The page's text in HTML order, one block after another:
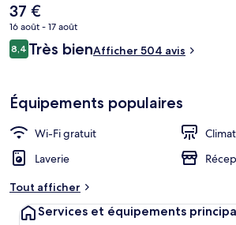
Le
prix
actuel
est
37 €
16 août - 17 août
Avis
voyageurs
8,48,4 sur 10
Très bienAfficher 504 avis
Équipements populaires
Wi-Fi gratuit
Laverie
Tout afficher
Services et équipements